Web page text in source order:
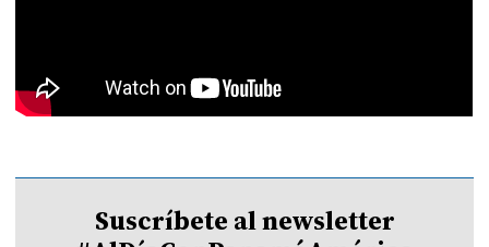
Suscríbete al newsletter